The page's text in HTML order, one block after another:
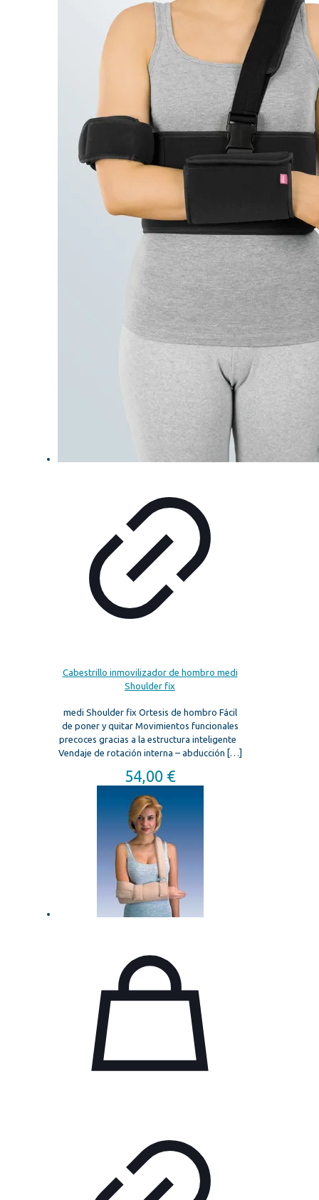
Cabestrillo inmovilizador de hombro medi
Shoulder fix
medi Shoulder fix Ortesis de hombro Fácil
de poner y quitar Movimientos funcionales
precoces gracias a la estructura inteligente
Vendaje de rotación interna – abducción […]
54,00 €